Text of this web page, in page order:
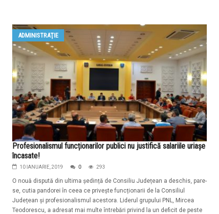
ADMINISTRAŢIE
Profesionalismul funcționarilor publici nu justifică salariile uriașe
încasate!
10 IANUARIE, 2019 0 293
O nouă dispută din ultima ședință de Consiliu Județean a deschis, pare-
se, cutia pandorei în ceea ce privește funcționarii de la Consiliul
Județean și profesionalismul acestora. Liderul grupului PNL, Mircea
Teodorescu, a adresat mai multe întrebări privind la un deficit de peste